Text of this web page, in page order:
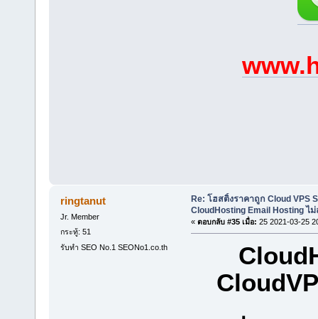
ringtanut
Jr. Member
กระทู้: 51
รับทำ SEO No.1 SEONo1.co.th
Re: โฮสติ้งราคาถูก Cloud VPS
CloudHosting Email Hosting ไ
« ตอบกลับ #35 เมื่อ: 25 2021-03-25